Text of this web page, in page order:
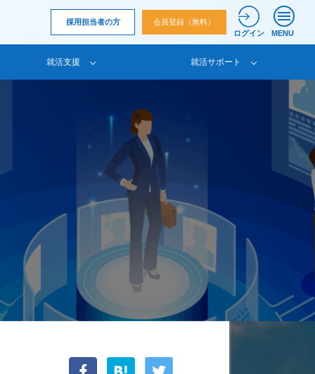
採用担当者の方
会員登録（無料）
ログイン
MENU
就活支援 就活サポート